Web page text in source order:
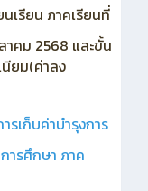
นเรียน ภาคเรียนที่
คม 2568 และขั้น
นียม(ค่าลง
รเก็บค่าบำรุงการ
ารศึกษา ภาค